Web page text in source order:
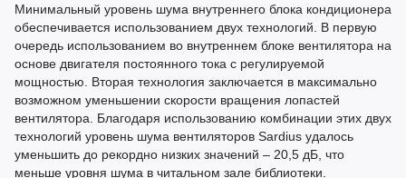
Минимальный уровень шума внутреннего блока кондиционера
обеспечивается использованием двух технологий. В первую
очередь использованием во внутреннем блоке вентилятора на
основе двигателя постоянного тока с регулируемой
мощностью. Вторая технология заключается в максимально
возможном уменьшении скорости вращения лопастей
вентилятора. Благодаря использованию комбинации этих двух
технологий уровень шума вентиляторов Sardius удалось
уменьшить до рекордно низких значений – 20,5 дБ, что
меньше уровня шума в читальном зале библиотеки.